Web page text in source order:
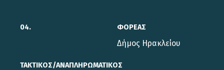
04. ΦΟΡΕΑΣ
Δήμος Ηρακλείου
ΤΑΚΤΙΚΟΣ/ΑΝΑΠΛΗΡΩΜΑΤΙΚΟΣ